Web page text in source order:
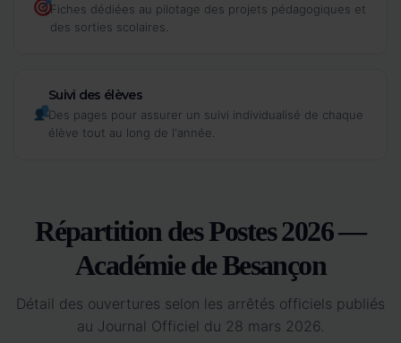
Fiches dédiées au pilotage des projets pédagogiques et
des sorties scolaires.
Suivi des élèves
Des pages pour assurer un suivi individualisé de chaque
élève tout au long de l'année.
Répartition des Postes 2026 —
Académie de Besançon
Détail des ouvertures selon les arrêtés officiels publiés
au Journal Officiel du 28 mars 2026.